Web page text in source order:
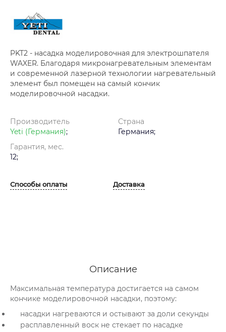
PKT2 - насадка моделировочная для электрошпателя
WAXER. Благодаря микронагревательным элементам
и современной лазерной технологии нагревательный
элемент был помещен на самый кончик
моделировочной насадки.
Производитель
Yeti (Германия);
Страна
Германия;
Гарантия, мес.
12;
Способы оплаты Доставка
Описание
Максимальная температура достигается на самом
кончике моделировочной насадки, поэтому:
насадки нагреваются и остывают за доли секунды
расплавленный воск не стекает по насадке